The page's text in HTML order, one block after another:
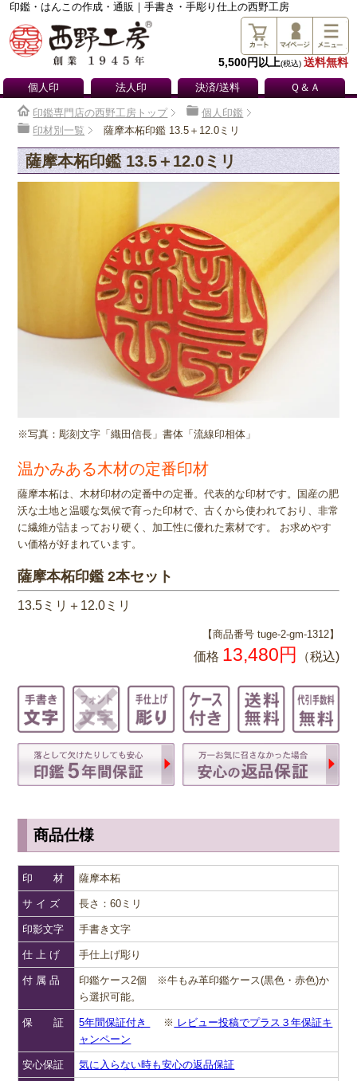
印鑑・はんこの作成・通販｜手書き・手彫り仕上の西野工房
5,500円以上(税込) 送料無料
個人印 法人印 決済/送料 Ｑ＆Ａ
印鑑専門店の西野工房トップ
個人印鑑
印材別一覧
薩摩本柘印鑑 13.5＋12.0ミリ
薩摩本柘印鑑 13.5＋12.0ミリ
※写真：彫刻文字「織田信長」書体「流線印相体」
温かみある木材の定番印材
薩摩本柘は、木材印材の定番中の定番。代表的な印材です。国産の肥
沃な土地と温暖な気候で育った印材で、古くから使われており、非常
に繊維が詰まっており硬く、加工性に優れた素材です。 お求めやす
い価格が好まれています。
薩摩本柘印鑑 2本セット
13.5ミリ＋12.0ミリ
【商品番号 tuge-2-gm-1312】
価格 13,480円 （税込)
商品仕様
印 材 薩摩本柘
サ イ ズ 長さ：60ミリ
印影文字 手書き文字
仕 上 げ 手仕上げ彫り
付 属 品
印鑑ケース2個 ※牛もみ革印鑑ケース(黒色・赤色)か
ら選択可能。
保 証 5年間保証付き ※ レビュー投稿でプラス３年保証キ
ャンペーン
安心保証 気に入らない時も安心の返品保証